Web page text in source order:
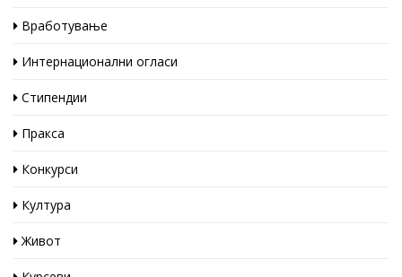
Вработување
Интернационални огласи
Стипендии
Пракса
Конкурси
Култура
Живот